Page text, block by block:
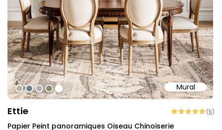
Mural
#b9b1a6
#738186
#b2b2b0
#8b896e
#ffffff
Ettie (5)
Papier Peint panoramiques Oiseau Chinoiserie